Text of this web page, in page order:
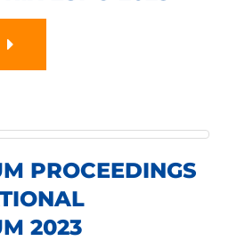
PROCEEDINGS
2023